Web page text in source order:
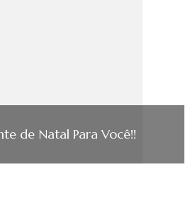
de Natal Para Você!!